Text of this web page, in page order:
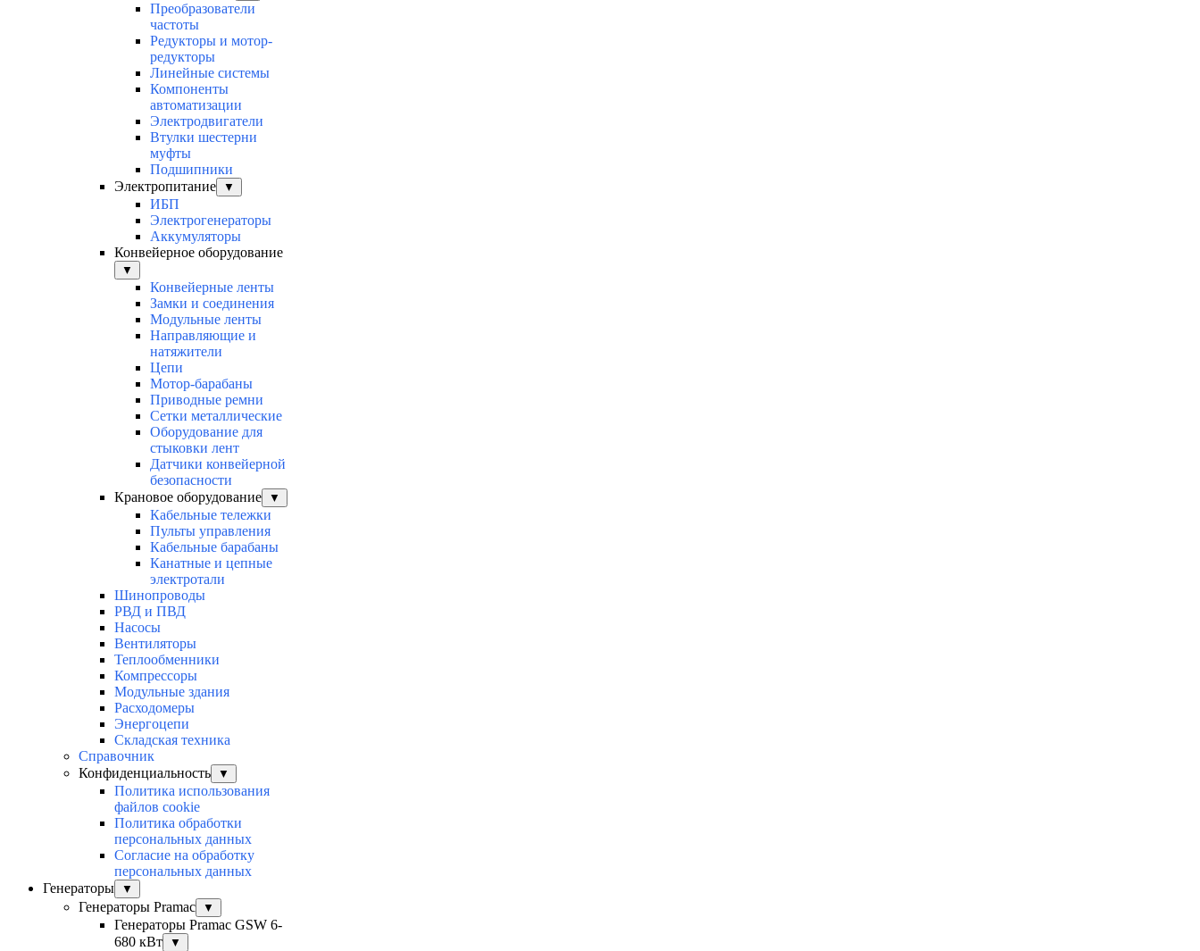
Преобразователи
частоты
Редукторы и мотор-
редукторы
Линейные системы
Компоненты
автоматизации
Электродвигатели
Втулки шестерни
муфты
Подшипники
Электропитание
▼
ИБП
Электрогенераторы
Аккумуляторы
Конвейерное оборудование
▼
Конвейерные ленты
Замки и соединения
Модульные ленты
Направляющие и
натяжители
Цепи
Мотор-барабаны
Приводные ремни
Сетки металлические
Оборудование для
стыковки лент
Датчики конвейерной
безопасности
Крановое оборудование
▼
Кабельные тележки
Пульты управления
Кабельные барабаны
Канатные и цепные
электротали
Шинопроводы
РВД и ПВД
Насосы
Вентиляторы
Теплообменники
Компрессоры
Модульные здания
Расходомеры
Энергоцепи
Складская техника
Справочник
Конфиденциальность
▼
Политика использования
файлов cookie
Политика обработки
персональных данных
Согласие на обработку
персональных данных
Генераторы
▼
Генераторы Pramac ▼
Генераторы Pramac GSW 6-
680 кВт
▼